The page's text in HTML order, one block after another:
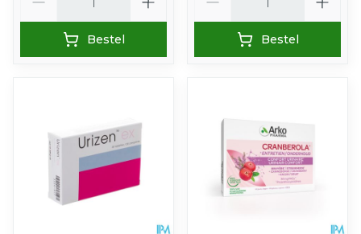
Bestel Bestel